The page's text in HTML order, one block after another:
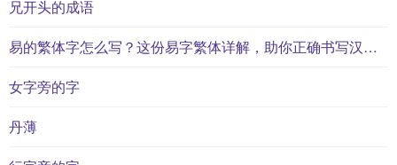
兄开头的成语
易的繁体字怎么写？这份易字繁体详解，助你正确书写汉字_汉字繁体学习
女字旁的字
丹薄